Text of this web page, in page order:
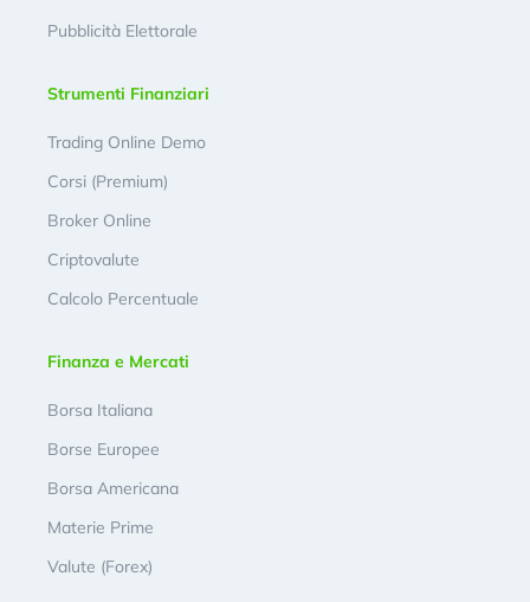
Pubblicità Elettorale
Strumenti Finanziari
Trading Online Demo
Corsi (Premium)
Broker Online
Criptovalute
Calcolo Percentuale
Finanza e Mercati
Borsa Italiana
Borse Europee
Borsa Americana
Materie Prime
Valute (Forex)